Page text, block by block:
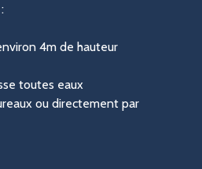
4m de hauteur
toutes eaux
ou directement par